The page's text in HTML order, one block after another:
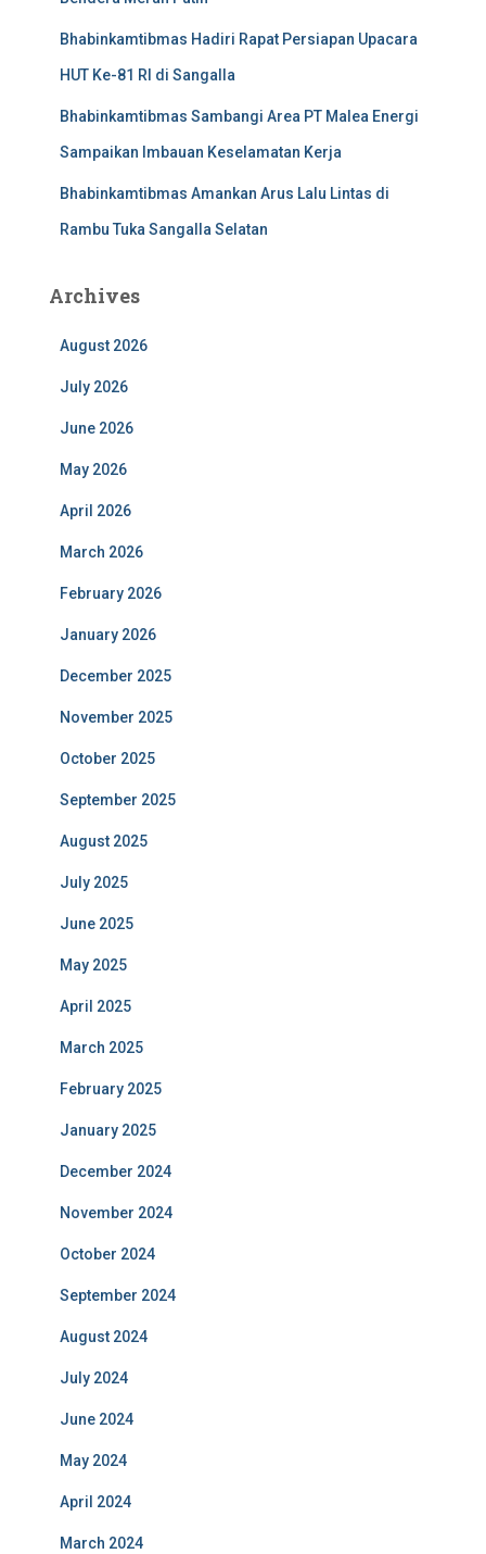
Bhabinkamtibmas Hadiri Rapat Persiapan Upacara
HUT Ke-81 RI di Sangalla
Bhabinkamtibmas Sambangi Area PT Malea Energi
Sampaikan Imbauan Keselamatan Kerja
Bhabinkamtibmas Amankan Arus Lalu Lintas di
Rambu Tuka Sangalla Selatan
Archives
August 2026
July 2026
June 2026
May 2026
April 2026
March 2026
February 2026
January 2026
December 2025
November 2025
October 2025
September 2025
August 2025
July 2025
June 2025
May 2025
April 2025
March 2025
February 2025
January 2025
December 2024
November 2024
October 2024
September 2024
August 2024
July 2024
June 2024
May 2024
April 2024
March 2024